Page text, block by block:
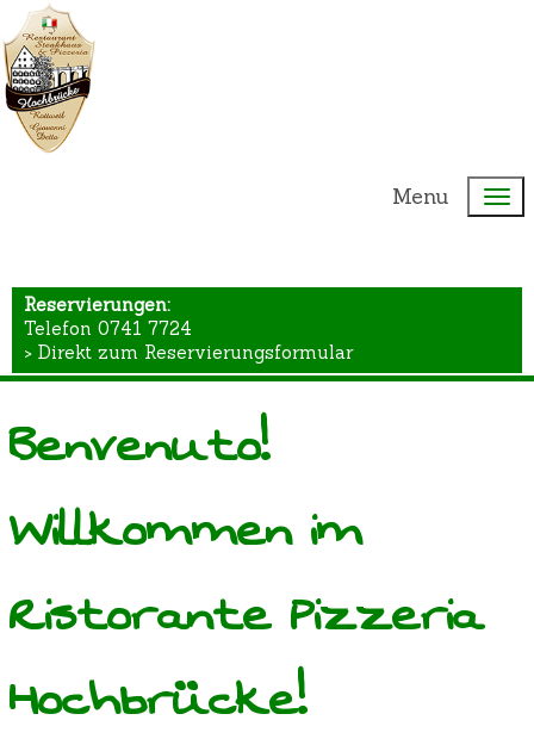
Menu
Reservierungen:
Telefon 0741 7724
> Direkt zum Reservierungsformular
Benvenuto!
Willkommen im
Ristorante Pizzeria
Hochbrücke!